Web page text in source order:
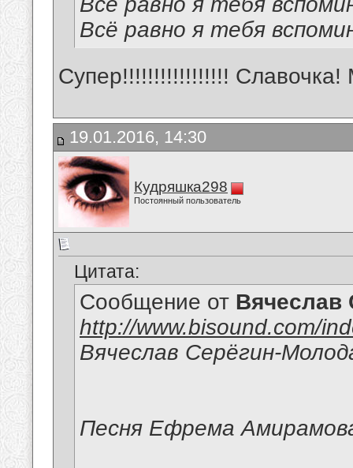
Всё равно я тебя
Супер!!!!!!!!!!!!!!!!! Славочка!
19.01.2016, 14:30
Кудряшка298
Постоянный пользователь
Цитата:
Сообщение от Вячеслав
http://www.bisound.com/
Вячеслав Серёгин-
Песня Ефрема